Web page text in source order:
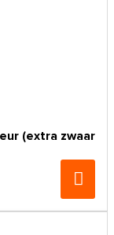
(extra zwaar